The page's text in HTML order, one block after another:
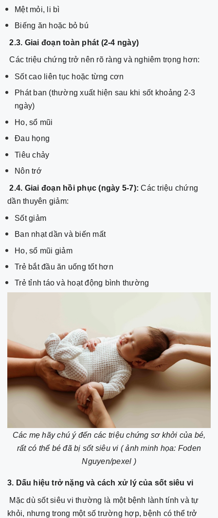
Mệt mỏi, li bì
Biếng ăn hoặc bỏ bú
2.3. Giai đoạn toàn phát (2-4 ngày)
Các triệu chứng trở nên rõ ràng và nghiêm trọng hơn:
Sốt cao liên tục hoặc từng cơn
Phát ban (thường xuất hiện sau khi sốt khoảng 2-3
ngày)
Ho, sổ mũi
Đau họng
Tiêu chảy
Nôn trớ
2.4. Giai đoạn hồi phục (ngày 5-7): Các triệu chứng
dần thuyên giảm:
Sốt giảm
Ban nhạt dần và biến mất
Ho, sổ mũi giảm
Trẻ bắt đầu ăn uống tốt hơn
Trẻ tỉnh táo và hoạt động bình thường
Các mẹ hãy chú ý đến các triệu chứng sơ khởi của bé,
rất có thể bé đã bị sốt siêu vi ( ảnh minh họa: Foden
Nguyen/pexel )
3. Dấu hiệu trở nặng và cách xử lý của sốt siêu vi
Mặc dù sốt siêu vi thường là một bệnh lành tính và tự
khỏi, nhưng trong một số trường hợp, bệnh có thể trở